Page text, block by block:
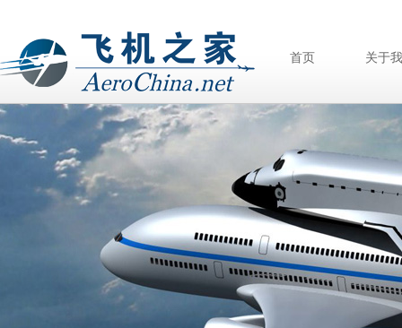
首页 关于